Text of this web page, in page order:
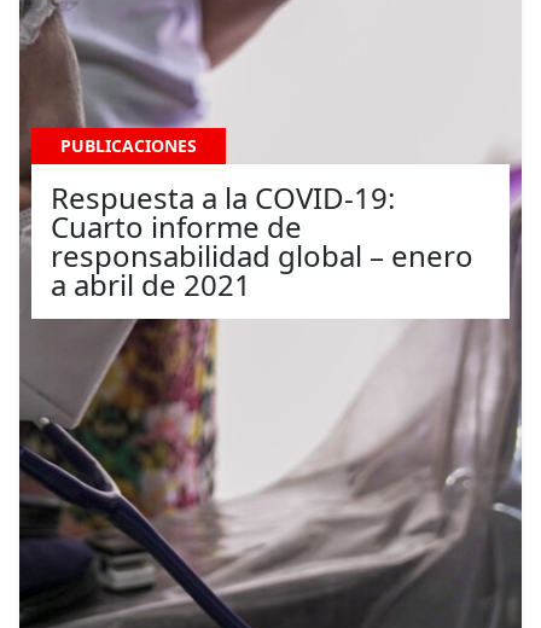
PUBLICACIONES
Respuesta a la COVID-19:
Cuarto informe de
responsabilidad global – enero
a abril de 2021